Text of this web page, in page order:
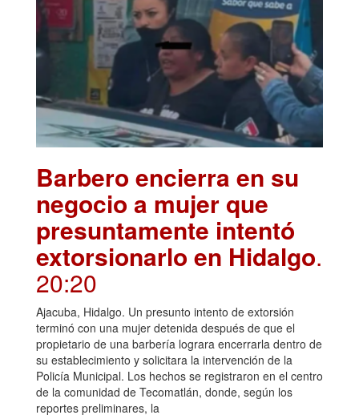
Barbero encierra en su
negocio a mujer que
presuntamente intentó
extorsionarlo en Hidalgo.
20:20
Ajacuba, Hidalgo. Un presunto intento de extorsión
terminó con una mujer detenida después de que el
propietario de una barbería lograra encerrarla dentro de
su establecimiento y solicitara la intervención de la
Policía Municipal. Los hechos se registraron en el centro
de la comunidad de Tecomatlán, donde, según los
reportes preliminares, la